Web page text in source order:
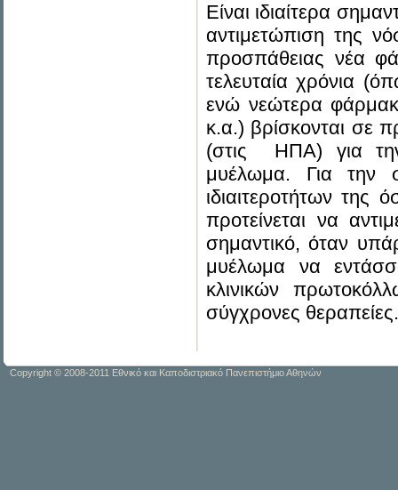
Είναι ιδιαίτερα
αντιμετώπιση της
προσπάθειας νέα
τελευταία χρόνια
ενώ νεώτερα
κ.α.) βρίσκονται σε
(στις ΗΠΑ) για
μυέλωμα. Για την
ιδιαιτεροτήτων
προτείνεται να
σημαντικό, όταν
μυέλωμα να
κλινικών
σύγχρονες θεραπείες.
Copyright © 2008-2011 Εθνικό και Καποδιστριακό Πανεπιστήμιο Αθηνών